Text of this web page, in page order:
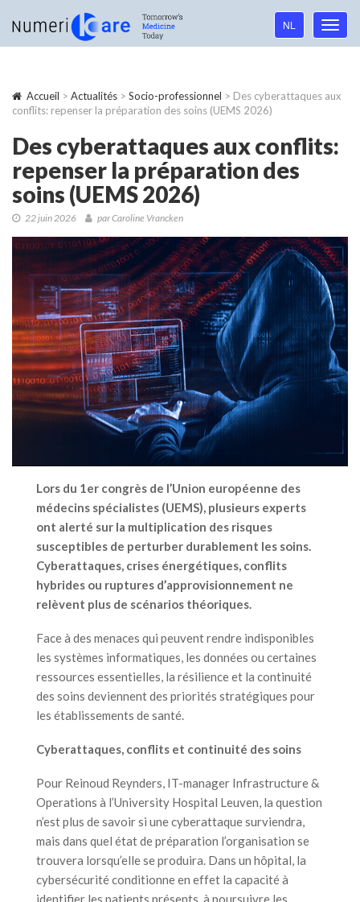
Language
navigation
NL
Accueil > Actualités > Socio-professionnel > Des cyberattaques aux
conflits: repenser la préparation des soins (UEMS 2026)
Des cyberattaques aux conflits:
repenser la préparation des
soins (UEMS 2026)
22 juin 2026 par Caroline Vrancken
Lors du 1er congrès de l’Union européenne des
médecins spécialistes (UEMS), plusieurs experts
ont alerté sur la multiplication des risques
susceptibles de perturber durablement les soins.
Cyberattaques, crises énergétiques, conflits
hybrides ou ruptures d’approvisionnement ne
relèvent plus de scénarios théoriques.
Face à des menaces qui peuvent rendre indisponibles
les systèmes informatiques, les données ou certaines
ressources essentielles, la résilience et la continuité
des soins deviennent des priorités stratégiques pour
les établissements de santé.
Cyberattaques, conflits et continuité des soins
Pour Reinoud Reynders, IT-manager Infrastructure &
Operations à l’University Hospital Leuven, la question
n’est plus de savoir si une cyberattaque surviendra,
mais dans quel état de préparation l’organisation se
trouvera lorsqu’elle se produira. Dans un hôpital, la
cybersécurité conditionne en effet la capacité à
identifier les patients présents, à poursuivre les